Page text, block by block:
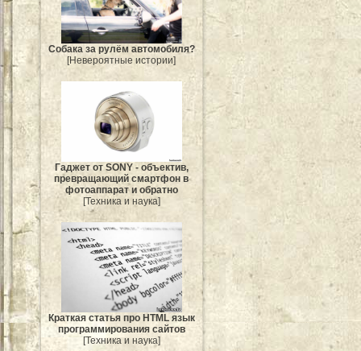
Собака за рулём автомобиля?
[Невероятные истории]
Гаджет от SONY - объектив,
превращающий смартфон в
фотоаппарат и обратно
[Техника и наука]
Краткая статья про HTML язык
программирования сайтов
[Техника и наука]